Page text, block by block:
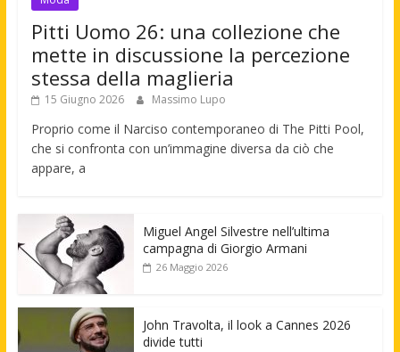
Pitti Uomo 26: una collezione che
mette in discussione la percezione
stessa della maglieria
15 Giugno 2026 Massimo Lupo
Proprio come il Narciso contemporaneo di The Pitti Pool,
che si confronta con un’immagine diversa da ciò che
appare, a
Miguel Angel Silvestre nell’ultima
campagna di Giorgio Armani
26 Maggio 2026
John Travolta, il look a Cannes 2026
divide tutti